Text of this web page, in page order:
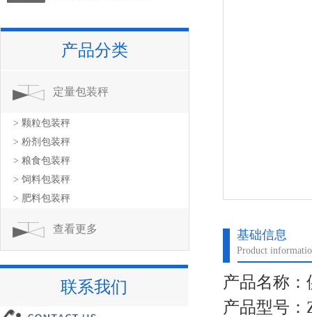
基础信息
Product
产品名称：
产品型号：
产品分类
定量包装秤
> 颗粒包装秤
> 粉剂包装秤
> 粮食包装秤
> 饲料包装秤
> 肥料包装秤
查看更多
联系我们